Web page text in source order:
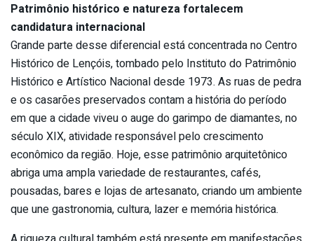
Patrimônio histórico e natureza fortalecem
candidatura internacional
Grande parte desse diferencial está concentrada no Centro
Histórico de Lençóis, tombado pelo Instituto do Patrimônio
Histórico e Artístico Nacional desde 1973. As ruas de pedra
e os casarões preservados contam a história do período
em que a cidade viveu o auge do garimpo de diamantes, no
século XIX, atividade responsável pelo crescimento
econômico da região. Hoje, esse patrimônio arquitetônico
abriga uma ampla variedade de restaurantes, cafés,
pousadas, bares e lojas de artesanato, criando um ambiente
que une gastronomia, cultura, lazer e memória histórica.